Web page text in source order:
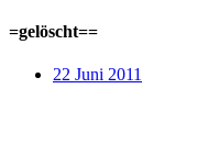
=gelöscht==
22 Juni 2011